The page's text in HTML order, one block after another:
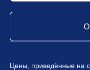
Цены, приведённые на